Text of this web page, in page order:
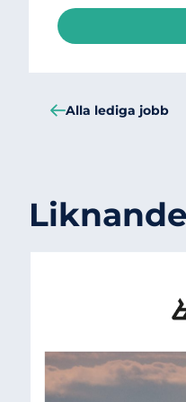
Alla lediga jobb